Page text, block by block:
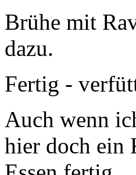
Brühe mit
dazu.
Fertig -
Auch wenn
hier doch ein